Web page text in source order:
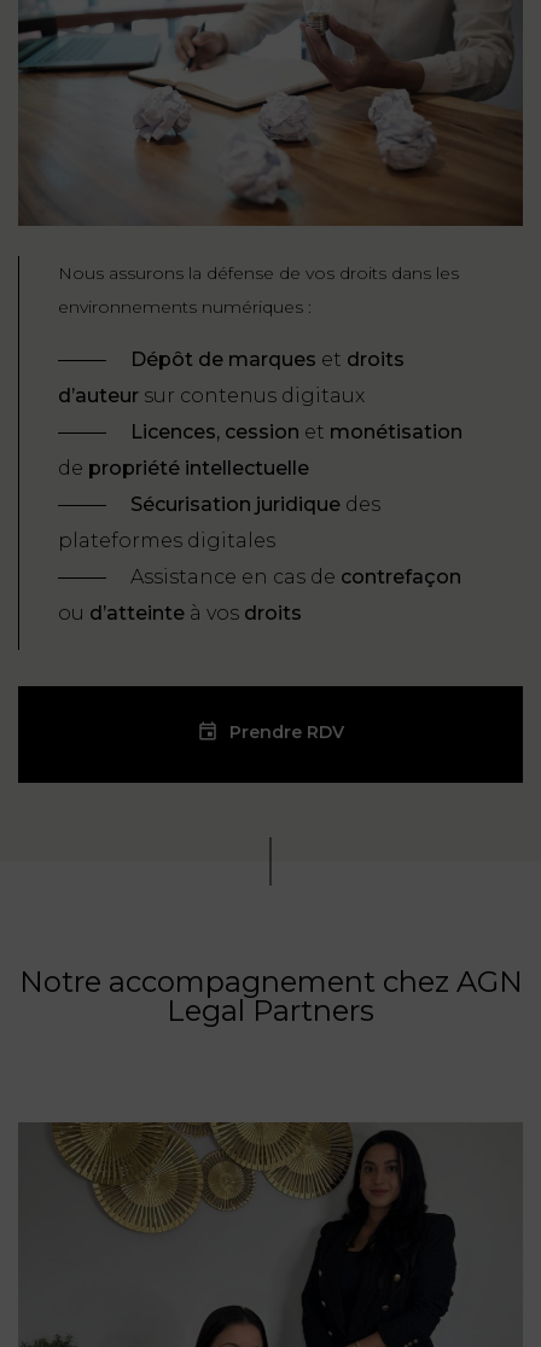
Nous assurons la défense de vos droits dans les
environnements numériques :
Dépôt de marques et droits
d’auteur sur contenus digitaux
Licences, cession et monétisation
de propriété intellectuelle
Sécurisation juridique des
plateformes digitales
Assistance en cas de contrefaçon
ou d’atteinte à vos droits
Prendre RDV
Notre accompagnement chez AGN
Legal Partners